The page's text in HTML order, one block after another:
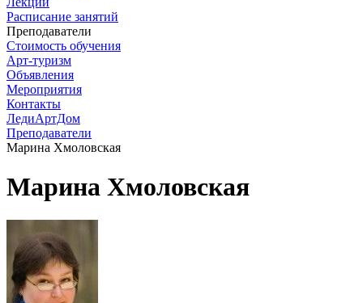
Расписание занятий
Преподаватели
Стоимость обучения
Арт-туризм
Объявления
Мероприятия
Контакты
ЛедиАртДом
Преподаватели
Марина Хмоловская
Марина Хмоловская